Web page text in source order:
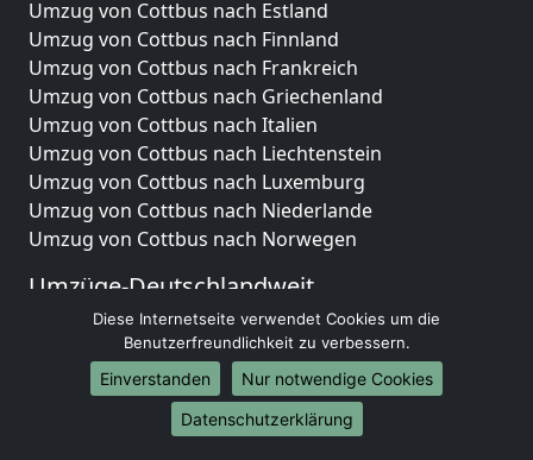
Umzug von Cottbus nach Estland
Umzug von Cottbus nach Finnland
Umzug von Cottbus nach Frankreich
Umzug von Cottbus nach Griechenland
Umzug von Cottbus nach Italien
Umzug von Cottbus nach Liechtenstein
Umzug von Cottbus nach Luxemburg
Umzug von Cottbus nach Niederlande
Umzug von Cottbus nach Norwegen
Umzüge-Deutschlandweit
Umzug von Cottbus nach Berlin
Umzug von Cottbus nach Hamburg
Umzug von Cottbus nach München
Umzug von Cottbus nach Köln
Umzug von Cottbus nach Frankfurt am Main
Diese Internetseite verwendet Cookies um die
Benutzerfreundlichkeit zu verbessern.
Einverstanden
Nur notwendige Cookies
Datenschutzerklärung